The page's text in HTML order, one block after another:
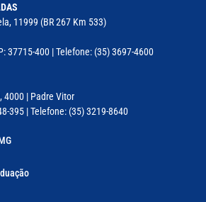
11999 (BR 267 Km 533)
37715-400 | Telefone: (35) 3697-4600
4000 | Padre Vitor
395 | Telefone: (35) 3219-8640